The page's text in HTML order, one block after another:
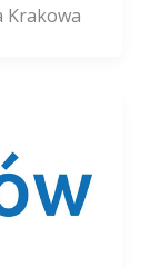
Krakowa